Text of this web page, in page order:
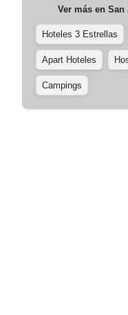
Ver más en San
Hoteles 3 Estrellas
Apart Hoteles
Campings